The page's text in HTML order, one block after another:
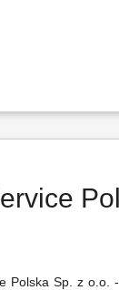
Polska Sp. z o.o.